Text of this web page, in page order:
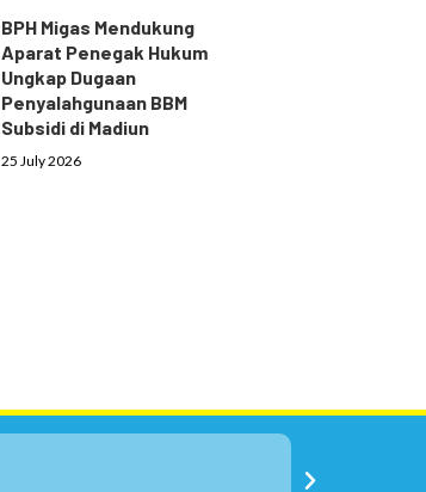
BPH Migas Mendukung
Aparat Penegak Hukum
Ungkap Dugaan
Penyalahgunaan BBM
Subsidi di Madiun
25 July 2026